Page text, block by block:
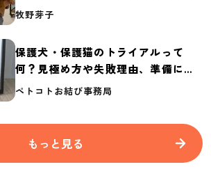
介
牧野芽子
保護犬・保護猫のトライアルって
何？見極め方や失敗理由、準備に必
要なものを紹介
ペトコトお結び事務局
もっと見る